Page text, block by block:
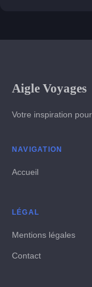
Aigle Voyages
Votre inspiration
NAVIGATION
Accueil
LÉGAL
Mentions légales
Contact